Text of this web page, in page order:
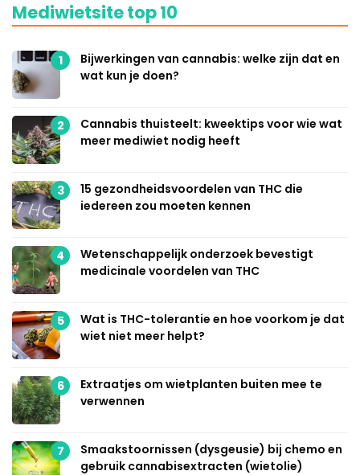
Mediwietsite top 10
1
Bijwerkingen van cannabis: welke zijn dat en
wat kun je doen?
2
Cannabis thuisteelt: kweektips voor wie wat
meer mediwiet nodig heeft
3
15 gezondheidsvoordelen van THC die
iedereen zou moeten kennen
4
Wetenschappelijk onderzoek bevestigt
medicinale voordelen van THC
5
Wat is THC-tolerantie en hoe voorkom je dat
wiet niet meer helpt?
6
Extraatjes om wietplanten buiten mee te
verwennen
7
Smaakstoornissen (dysgeusie) bij chemo en
gebruik cannabisextracten (wietolie)